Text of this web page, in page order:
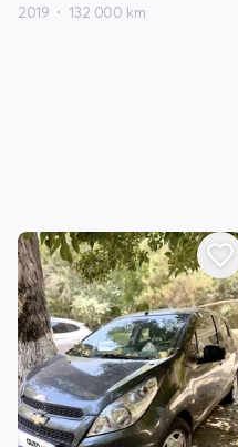
2019 132 000 km